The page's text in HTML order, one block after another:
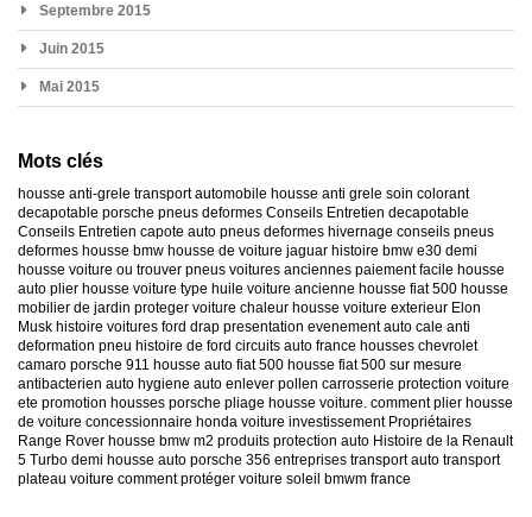
Septembre 2015
Juin 2015
Mai 2015
Mots clés
housse anti-grele transport automobile housse anti grele soin colorant
decapotable porsche pneus deformes Conseils Entretien decapotable
Conseils Entretien capote auto pneus deformes hivernage conseils pneus
deformes housse bmw housse de voiture jaguar histoire bmw e30 demi
housse voiture ou trouver pneus voitures anciennes paiement facile housse
auto plier housse voiture type huile voiture ancienne housse fiat 500 housse
mobilier de jardin proteger voiture chaleur housse voiture exterieur Elon
Musk histoire voitures ford drap presentation evenement auto cale anti
deformation pneu histoire de ford circuits auto france housses chevrolet
camaro porsche 911 housse auto fiat 500 housse fiat 500 sur mesure
antibacterien auto hygiene auto enlever pollen carrosserie protection voiture
ete promotion housses porsche pliage housse voiture. comment plier housse
de voiture concessionnaire honda voiture investissement Propriétaires
Range Rover housse bmw m2 produits protection auto Histoire de la Renault
5 Turbo demi housse auto porsche 356 entreprises transport auto transport
plateau voiture comment protéger voiture soleil bmwm france